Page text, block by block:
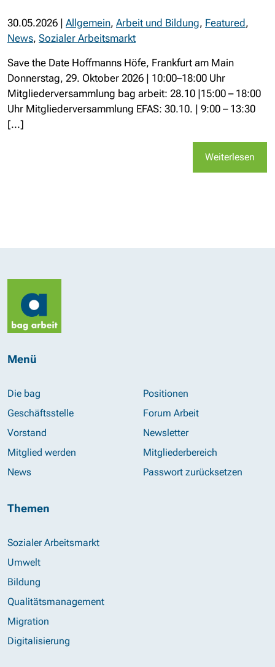
30.05.2026 | Allgemein, Arbeit und Bildung, Featured,
News, Sozialer Arbeitsmarkt
Save the Date Hoffmanns Höfe, Frankfurt am Main
Donnerstag, 29. Oktober 2026 | 10:00–18:00 Uhr
Mitgliederversammlung bag arbeit: 28.10 |15:00 – 18:00
Uhr Mitgliederversammlung EFAS: 30.10. | 9:00 – 13:30
[...]
Weiterlesen
Menü
Die bag
Geschäftsstelle
Vorstand
Mitglied werden
News
Positionen
Forum Arbeit
Newsletter
Mitgliederbereich
Passwort zurücksetzen
Themen
Sozialer Arbeitsmarkt
Umwelt
Bildung
Qualitätsmanagement
Migration
Digitalisierung